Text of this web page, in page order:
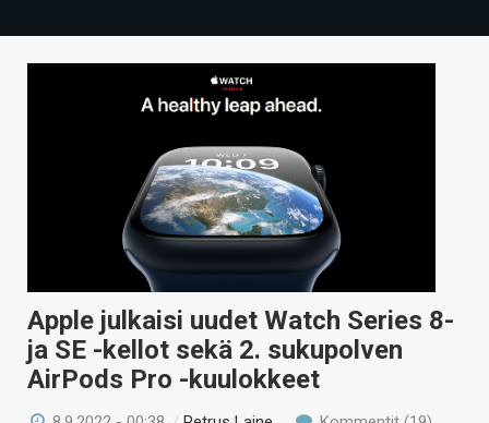
TECHBBS
HAKU
Apple julkaisi uudet Watch Series 8-
ja SE -kellot sekä 2. sukupolven
AirPods Pro -kuulokkeet